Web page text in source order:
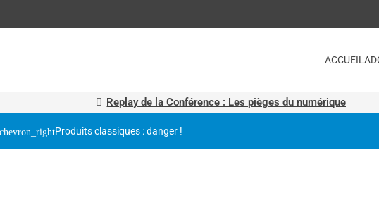
ACCUEIL
Replay de la Conférence : Les pièges du numérique
Produits classiques : danger !